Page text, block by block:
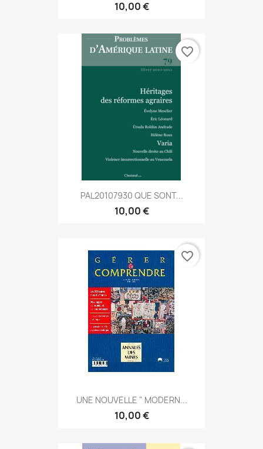
10,00 €
PAL20107930 QUE SONT...
10,00 €
favorite_border
UNE NOUVELLE " MODERN...
10,00 €
favorite_border